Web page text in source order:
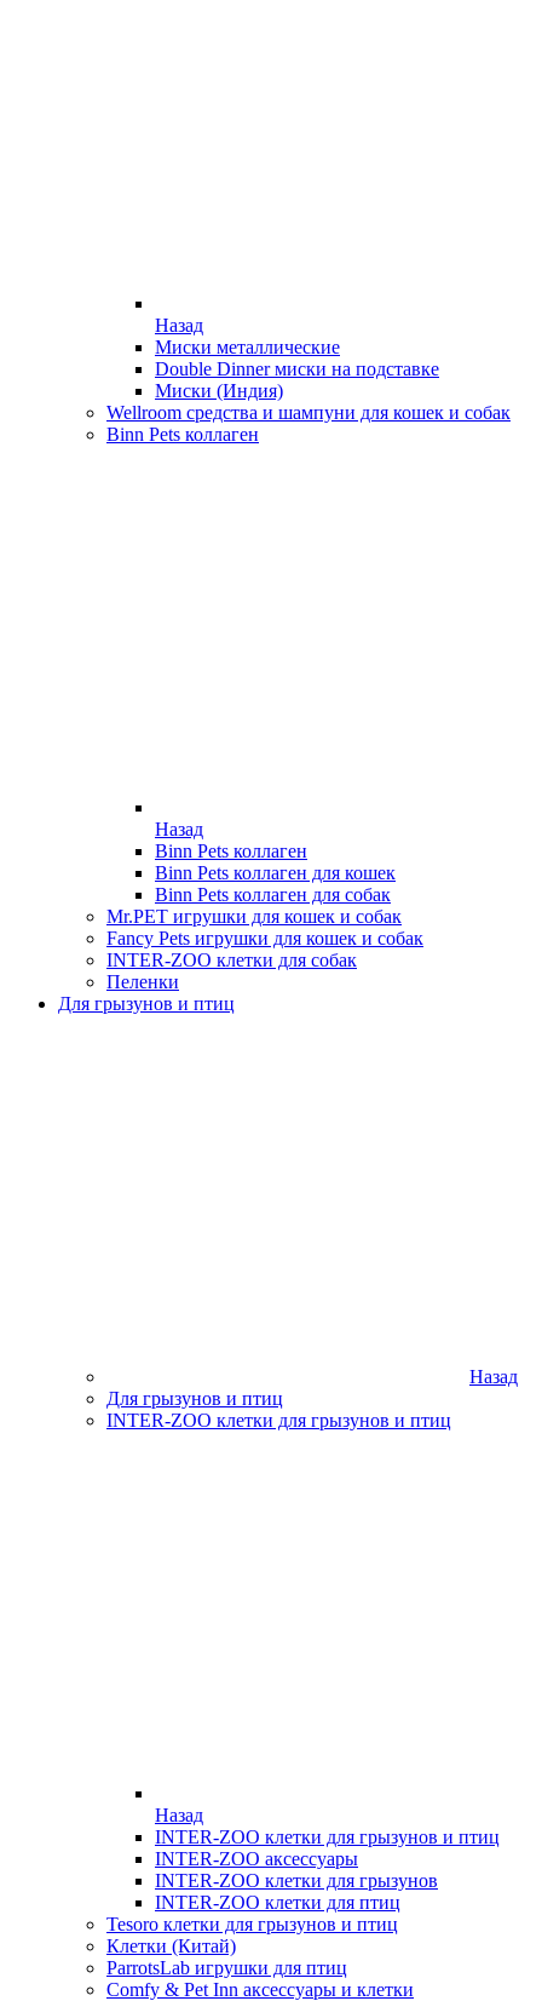
Назад
Миски металлические
Double Dinner миски на подставке
Миски (Индия)
Wellroom средства и шампуни для кошек и собак
Binn Pets коллаген
Назад
Binn Pets коллаген
Binn Pets коллаген для кошек
Binn Pets коллаген для собак
Mr.PET игрушки для кошек и собак
Fancy Pets игрушки для кошек и собак
INTER-ZOO клетки для собак
Пеленки
Для грызунов и птиц
Назад
Для грызунов и птиц
INTER-ZOO клетки для грызунов и птиц
Назад
INTER-ZOO клетки для грызунов и птиц
INTER-ZOO аксессуары
INTER-ZOO клетки для грызунов
INTER-ZOO клетки для птиц
Tesoro клетки для грызунов и птиц
Клетки (Китай)
ParrotsLab игрушки для птиц
Comfy & Pet Inn аксессуары и клетки